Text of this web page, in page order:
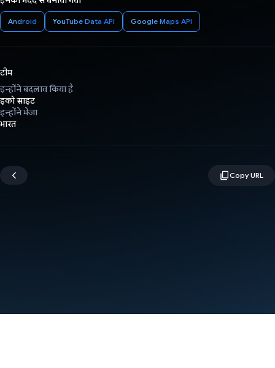
Android YouTube Data API Google Maps API
टीम
इन्होंने बदलाव किया है
इको साइट
इन्होंने भेजा
भारत